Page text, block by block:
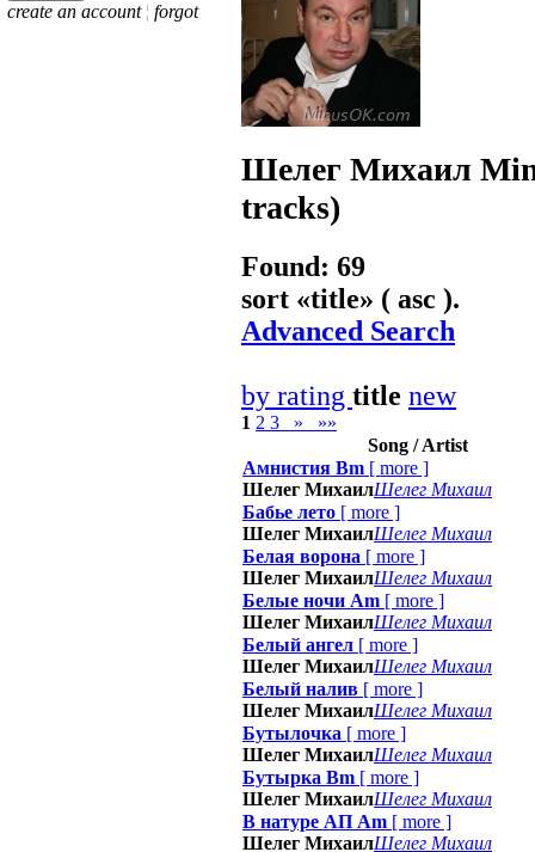
create an account ¦ forgot
Шелег Михаил
tracks)
Found: 69
sort «title» ( asc ).
Advanced Search
by rating title new
1 2 3 »
»»
Song / Artist
Амнистия Bm [ more ]
Шелег МихаилШелег Михаил
Бабье лето [ more ]
Шелег МихаилШелег Михаил
Белая ворона [ more ]
Шелег МихаилШелег Михаил
Белые ночи Am [ more ]
Шелег МихаилШелег Михаил
Белый ангел [ more ]
Шелег МихаилШелег Михаил
Белый налив [ more ]
Шелег МихаилШелег Михаил
Бутылочка [ more ]
Шелег МихаилШелег Михаил
Бутырка Bm [ more ]
Шелег МихаилШелег Михаил
В натуре АП Am [ more ]
Шелег МихаилШелег Михаил